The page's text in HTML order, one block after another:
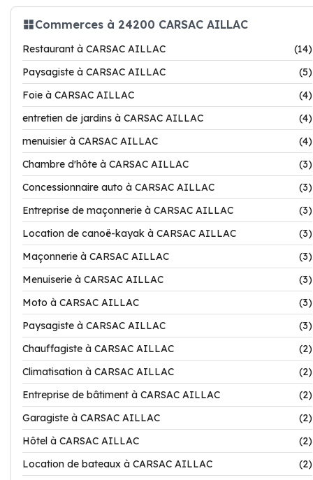
Commerces à 24200 CARSAC AILLAC
Restaurant à CARSAC AILLAC
(14)
Paysagiste à CARSAC AILLAC
(5)
Foie à CARSAC AILLAC
(4)
entretien de jardins à CARSAC AILLAC
(4)
menuisier à CARSAC AILLAC
(4)
Chambre d'hôte à CARSAC AILLAC
(3)
Concessionnaire auto à CARSAC AILLAC
(3)
Entreprise de maçonnerie à CARSAC AILLAC
(3)
Location de canoë-kayak à CARSAC AILLAC
(3)
Maçonnerie à CARSAC AILLAC
(3)
Menuiserie à CARSAC AILLAC
(3)
Moto à CARSAC AILLAC
(3)
Paysagiste à CARSAC AILLAC
(3)
Chauffagiste à CARSAC AILLAC
(2)
Climatisation à CARSAC AILLAC
(2)
Entreprise de bâtiment à CARSAC AILLAC
(2)
Garagiste à CARSAC AILLAC
(2)
Hôtel à CARSAC AILLAC
(2)
Location de bateaux à CARSAC AILLAC
(2)